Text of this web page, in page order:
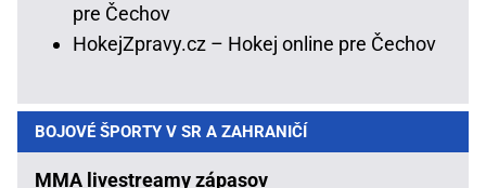
pre Čechov
HokejZpravy.cz – Hokej online pre Čechov
BOJOVÉ ŠPORTY V SR A ZAHRANIČÍ
MMA livestreamy zápasov